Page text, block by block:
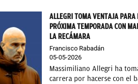
ALLEGRI TOMA VENTAJA
PRÓXIMA TEMPORADA CON
LA RECÁMARA
Francisco Rabadán
05-05-2026
Massimiliano Allegri ha
carrera por hacerse con el